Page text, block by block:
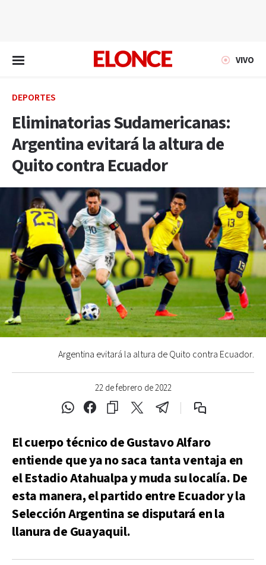
VIVO
DEPORTES
Eliminatorias Sudamericanas:
Argentina evitará la altura de
Quito contra Ecuador
22 de febrero de 2022
Argentina evitará la altura de Quito contra Ecuador.
El cuerpo técnico de Gustavo Alfaro
entiende que ya no saca tanta ventaja en
el Estadio Atahualpa y muda su localía. De
esta manera, el partido entre Ecuador y la
Selección Argentina se disputará en la
llanura de Guayaquil.